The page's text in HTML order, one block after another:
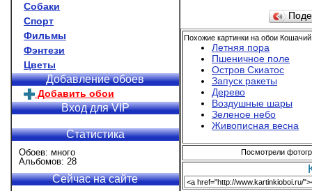
Собаки
Спорт
Фильмы
Фэнтези
Цветы
Добавление обоев
Добавить обои
Вход для VIP
Статистика
Обоев: много
Альбомов: 28
Сейчас на сайте
Похожие картинки на обои Кошачий
Летняя пора
Пшеничное поле
Остров Скиатос
Запуск ракеты
Дерево
Воздушные шары
Зеленое небо
Живописная весна
Посмотрели